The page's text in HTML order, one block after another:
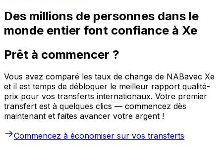
Des millions de personnes dans le
monde entier font confiance à Xe
Prêt à commencer ?
Vous avez comparé les taux de change de NABavec Xe
et il est temps de débloquer le meilleur rapport qualité-
prix pour vos transferts internationaux. Votre premier
transfert est à quelques clics — commencez dès
maintenant et faites avancer votre argent !
Commencez à économiser sur vos transferts